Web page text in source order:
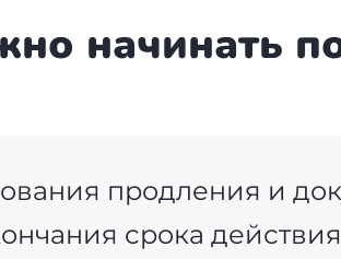
начинать
продления и
срока